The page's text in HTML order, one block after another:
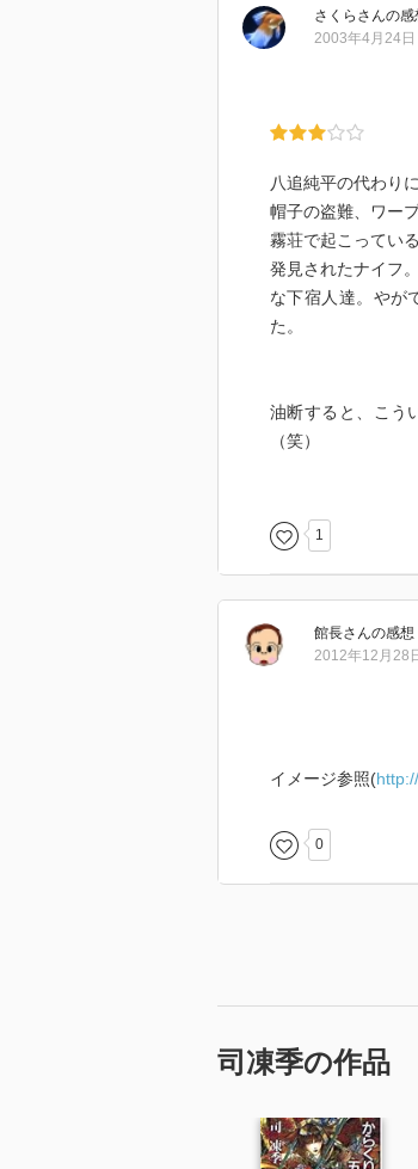
さくら さんの感
2003年4月24日
八追純平の代わり
帽子の盗難、ワー
霧荘で起こってい
発見されたナイフ
な下宿人達。やが
た。
油断すると、こう
（笑）
ある視点から捉え
ような始まり方が
話の展開というか
でもいいや。一尺
ら、八木に「相手
1
館長さんの感想
2012年12月28
イメージ参照(
0
司凍季の作品